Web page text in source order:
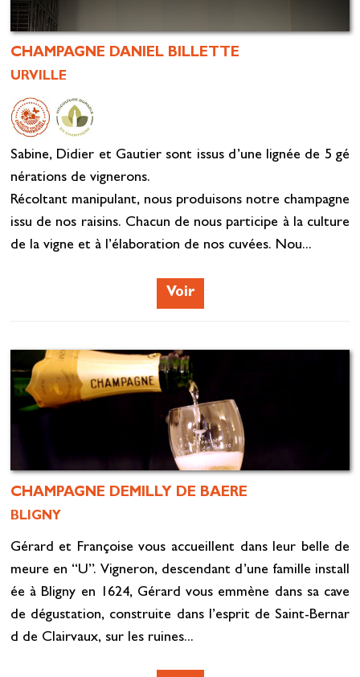
CHAMPAGNE DANIEL BILLETTE
URVILLE
Sabine, Didier et Gautier sont issus d’une lignée de 5 gé
nérations de vignerons.
Récoltant manipulant, nous produisons notre champagne
issu de nos raisins. Chacun de nous participe à la culture
de la vigne et à l’élaboration de nos cuvées. Nou...
Voir
CHAMPAGNE DEMILLY DE BAERE
BLIGNY
Gérard et Françoise vous accueillent dans leur belle de
meure en “U”. Vigneron, descendant d’une famille install
ée à Bligny en 1624, Gérard vous emmène dans sa cave
de dégustation, construite dans l’esprit de Saint-Bernar
d de Clairvaux, sur les ruines...